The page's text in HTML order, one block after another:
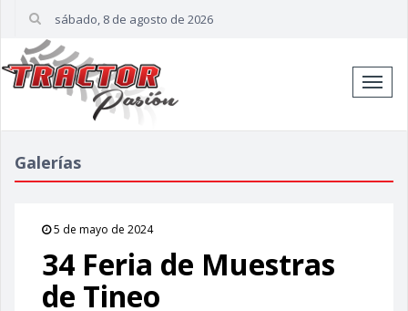
sábado, 8 de agosto de 2026
Galerías
5 de mayo de 2024
34 Feria de Muestras
de Tineo